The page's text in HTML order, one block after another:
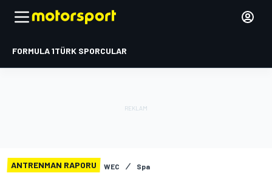
FORMULA 1TÜRK SPORCULAR
ANTRENMAN RAPORU WEC Spa